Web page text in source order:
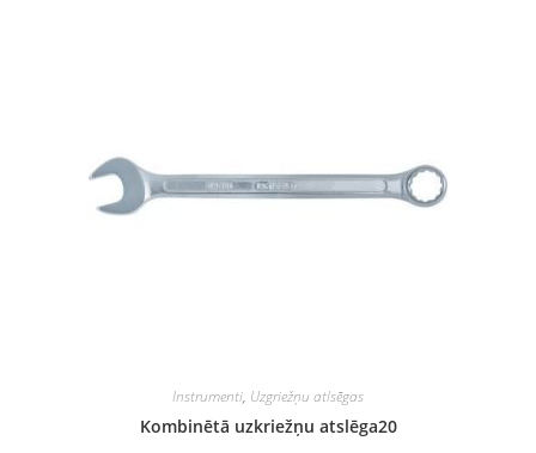
Instrumenti, Uzgriežņu atlsēgas
Kombinētā uzkriežņu atslēga20